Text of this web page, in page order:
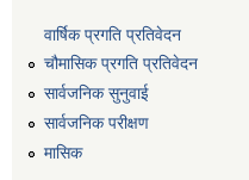
वार्षिक प्रगति प्रतिवेदन
चौमासिक प्रगति प्रतिवेदन
सार्वजनिक सुनुवाई
सार्वजनिक परीक्षण
मासिक